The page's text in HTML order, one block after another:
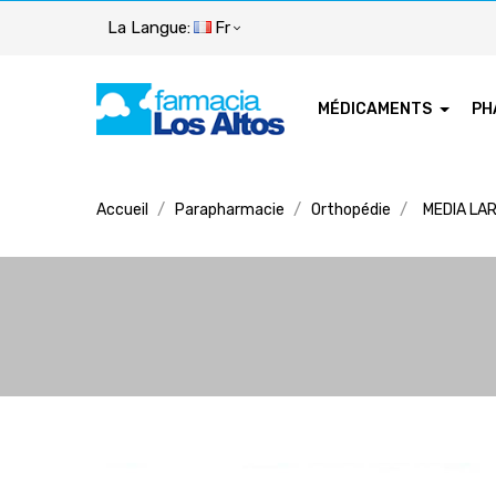
La Langue: Fr
MÉDICAMENTS
Accueil Parapharmacie Orthopédie MEDIA